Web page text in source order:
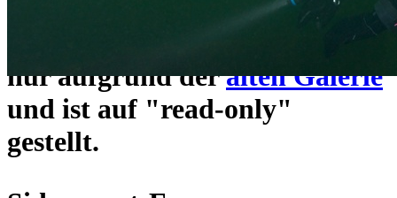
Das alte Forum hier existiert
nur aufgrund deralten Galerie
und ist auf "read-only"
gestellt.